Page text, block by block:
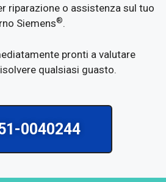
riparazione o assistenza sul tuo
Siemens®.
pronti a valutare
qualsiasi guasto.
0040244